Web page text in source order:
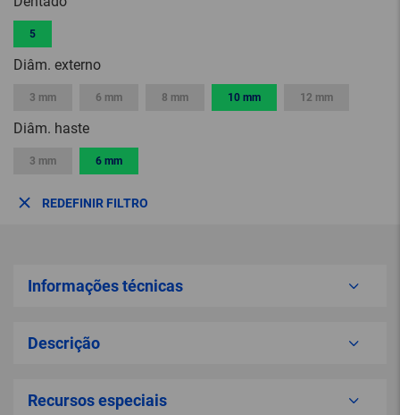
5
Diâm. externo
3 mm 6 mm 8 mm 10 mm 12 mm
Diâm. haste
3 mm 6 mm
REDEFINIR FILTRO
Informações técnicas
Descrição
Recursos especiais